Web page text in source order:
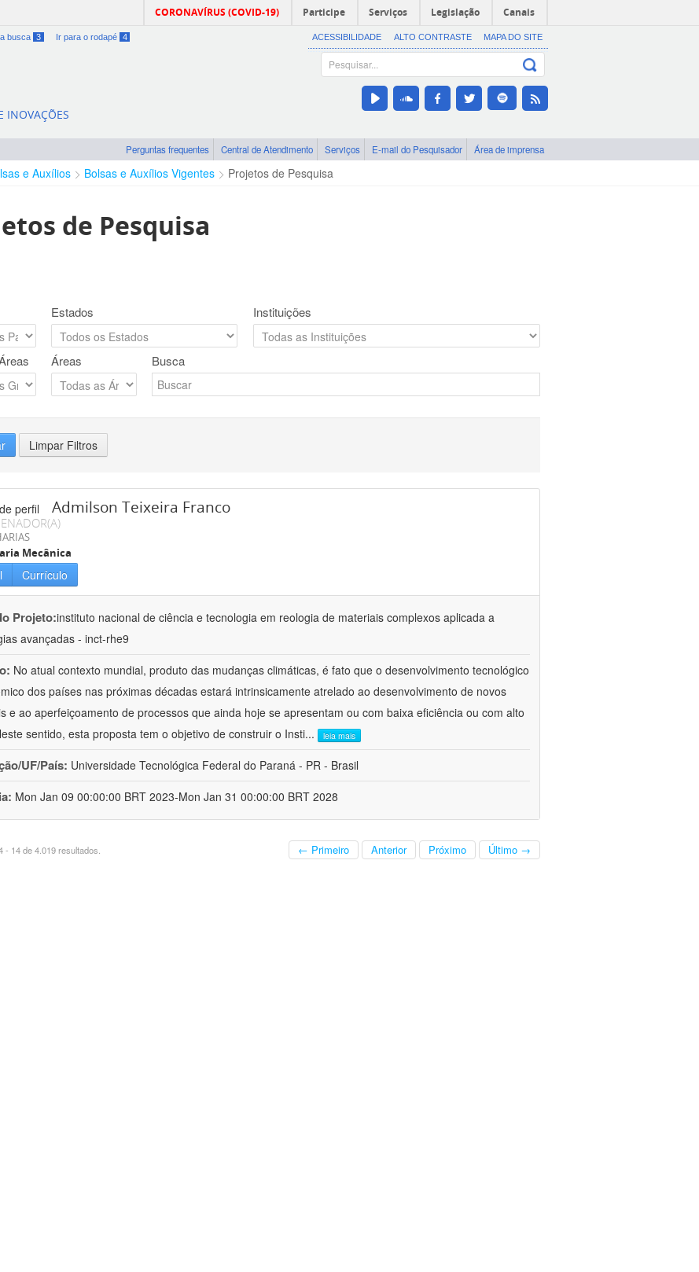
CORONAVÍRUS (COVID-19) Participe Serviços Legislação Canais
busca 3 Ir para o rodapé 4 ACESSIBILIDADE ALTO CONTRASTE MAPA DO SITE
INOVAÇÕES
Perguntas frequentes Central de Atendimento Serviços E-mail do Pesquisador Área de imprensa
e Auxílios Bolsas e Auxílios Vigentes Projetos de Pesquisa
de Pesquisa
Estados Instituições
Áreas Busca
Limpar Filtros
Admilson Teixeira Franco
Mecânica
Currículo
Projeto:instituto nacional de ciência e tecnologia em reologia de materiais complexos aplicada a
avançadas - inct-rhe9
No atual contexto mundial, produto das mudanças climáticas, é fato que o desenvolvimento tecnológico
dos países nas próximas décadas estará intrinsicamente atrelado ao desenvolvimento de novos
e ao aperfeiçoamento de processos que ainda hoje se apresentam ou com baixa eficiência ou com alto
sentido, esta proposta tem o objetivo de construir o Insti... leia mais
UF/País: Universidade Tecnológica Federal do Paraná - PR - Brasil
Mon Jan 09 00:00:00 BRT 2023-Mon Jan 31 00:00:00 BRT 2028
- 14 de 4.019 resultados. ← Primeiro Anterior Próximo Último →